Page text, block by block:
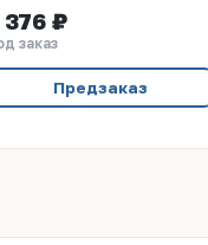
УПАКОВКА
376 ₽
заказ
Предзаказ